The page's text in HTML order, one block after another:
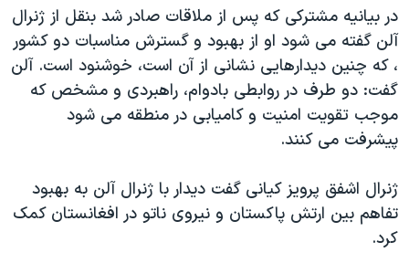
اعتراضات مردمی آبان ۹۸
اسرائیل در جنگ
نرگس محمدی برنده جایزه نوبل صلح
همایش محافظه‌کاران آمریکا «سی‌پک»
صفحه‌های ویژه
در بیانیه مشترکی که پس از ملاقات صادر شد بنقل از ژنرال
آلن گفته می شود او از بهبود و گسترش مناسبات دو کشور
، که چنین دیدارهایی نشانی از آن است، خوشنود است. آلن
گفت: دو طرف در روابطی بادوام، راهبردی و مشخص که
موجب تقویت امنیت و کامیابی در منطقه می شود
پیشرفت می کنند.
ژنرال اشفق پرویز کیانی گفت دیدار با ژنرال آلن به بهبود
تفاهم بین ارتش پاکستان و نیروی ناتو در افغانستان کمک
کرد.